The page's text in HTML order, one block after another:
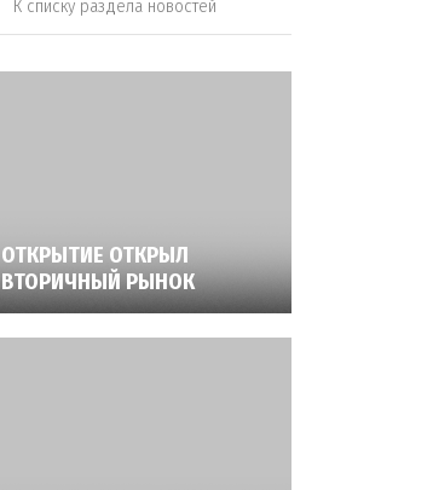
К списку раздела новостей
ОТКРЫТИЕ ОТКРЫЛ
ВТОРИЧНЫЙ РЫНОК